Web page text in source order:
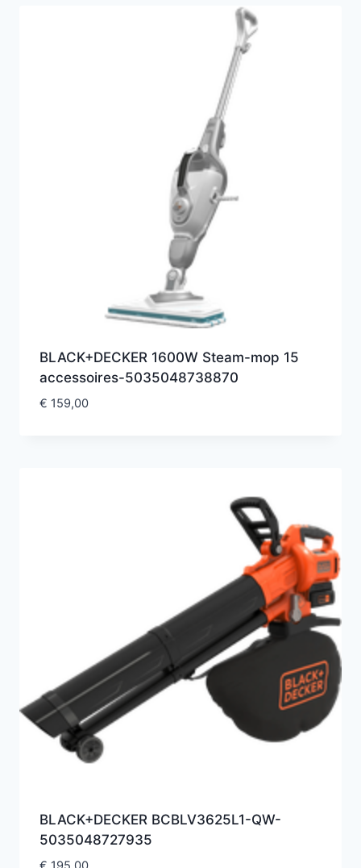
BLACK+DECKER 1600W Steam-mop 15
accessoires-5035048738870
€ 159,00
BLACK+DECKER BCBLV3625L1-QW-
5035048727935